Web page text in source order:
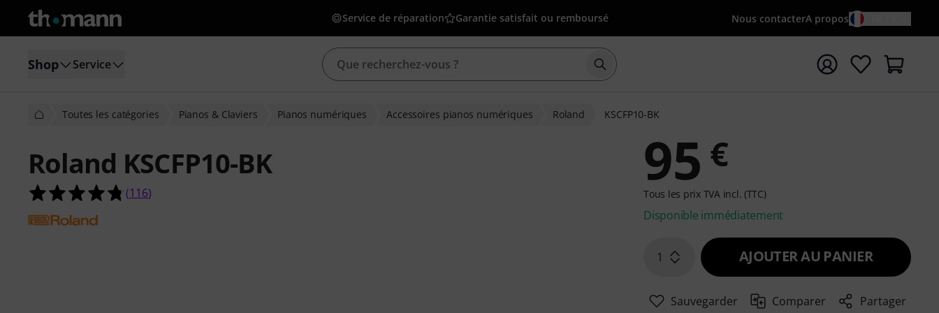
Service de réparation Garantie satisfait ou remboursé Nous contacterA propos
Shop Service Démarrer la recherche avec le terme de recherche
Toutes les catégories Pianos & Claviers Pianos numériques Accessoires pianos numériques Roland KSCFP10-BK
Roland KSCFP10-BK
4.8 étoiles sur 5 d'après 116 évaluations clients
(116) 95 €
Tous les prix TVA incl. (TTC)
Disponible immédiatement
1 AJOUTER AU PANIER
Sauvegarder Comparer Partager